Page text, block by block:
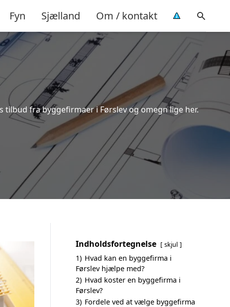
Fyn Sjælland Om / kontakt
fra byggefirmaer i Førslev og omegn lige her.
Indholdsfortegnelse skjul
1) Hvad kan en byggefirma i
Førslev hjælpe med?
2) Hvad koster en byggefirma i
Førslev?
3) Fordele ved at vælge byggefirma